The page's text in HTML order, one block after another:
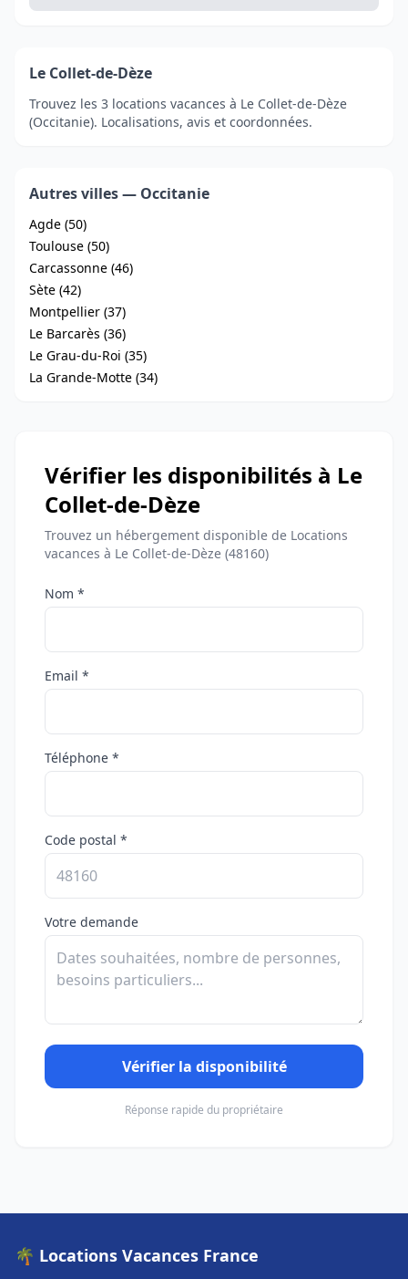
Le Collet-de-Dèze
Trouvez les 3 locations vacances à Le Collet-de-Dèze
(Occitanie). Localisations, avis et coordonnées.
Autres villes — Occitanie
Agde (50)
Toulouse (50)
Carcassonne (46)
Sète (42)
Montpellier (37)
Le Barcarès (36)
Le Grau-du-Roi (35)
La Grande-Motte (34)
Vérifier les disponibilités à Le
Collet-de-Dèze
Trouvez un hébergement disponible de Locations
vacances à Le Collet-de-Dèze (48160)
Nom *
Email *
Téléphone *
Code postal *
Votre demande
Vérifier la disponibilité
Réponse rapide du propriétaire
🌴 Locations Vacances France